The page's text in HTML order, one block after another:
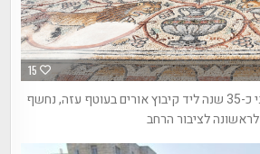
15
פסיפס אשר התגלה לפני כ-35 שנה ליד קיבוץ אורים בעוטף עזה, נחשף
לראשונה לציבור הרחב